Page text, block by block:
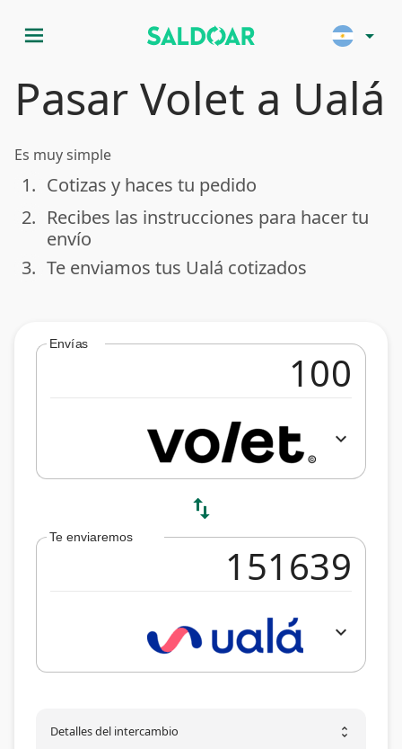
menu arrow_drop_down
Pasar Volet a Ualá
Es muy simple
done
1. Cotizas y haces tu pedido
done
2. Recibes las instrucciones para hacer tu
envío
done
3. Te enviamos tus Ualá cotizados
Envías
expand_more
swap_vert
Te enviaremos
expand_more
Detalles del intercambio unfold_more